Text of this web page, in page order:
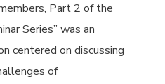
Part 2 of the
Series” was an
centered on discussing
of